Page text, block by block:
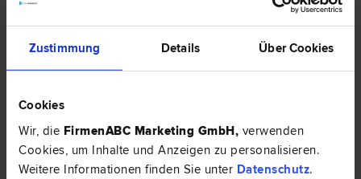
Zustimmung Details Über Cookies
Cookies
Wir, die FirmenABC Marketing GmbH, verwenden
Cookies, um Inhalte und Anzeigen zu personalisieren.
Weitere Informationen finden Sie unter Datenschutz.
6971 Hard
Rechtsnews & Expertentipps zum Thema
"Vertragsrecht"